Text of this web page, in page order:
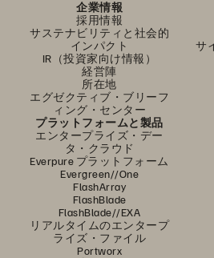
企業情報
採用情報
サステナビリティと社会的
インパクト
IR（投資家向け情報）
経営陣
所在地
エグゼクティブ・ブリーフ
ィング・センター
サ
プラットフォームと製品
エンタープライズ・デー
タ・クラウド
Everpure プラットフォーム
Evergreen//One
FlashArray
FlashBlade
FlashBlade//EXA
リアルタイムのエンタープ
ライズ・ファイル
Portworx